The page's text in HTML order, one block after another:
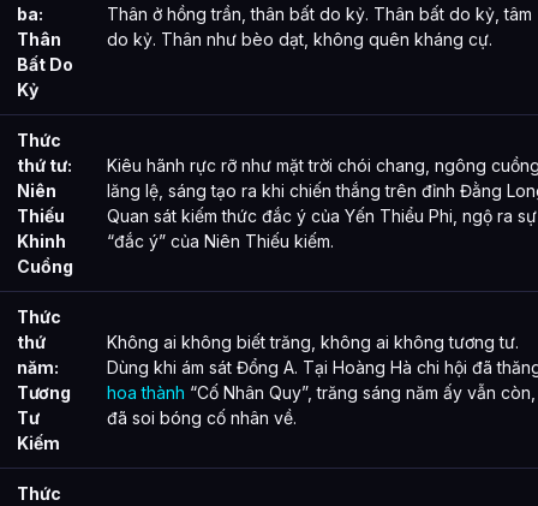
ba:
Thân
Bất Do
Kỷ
Thân ở hồng trần, thân bất do kỷ. Thân bất do kỷ, tâm
do kỷ. Thân như bèo dạt, không quên kháng cự.
Thức
thứ tư:
Niên
Thiếu
Khinh
Cuồng
Kiêu hãnh rực rỡ như mặt trời chói chang, ngông
lăng lệ, sáng tạo ra khi chiến thắng trên đỉnh Đằng
Quan sát kiếm thức đắc ý của Yến Thiểu Phi, ngộ ra sự
“đắc ý” của Niên Thiếu kiếm.
Thức
thứ
năm:
Tương
Tư
Kiếm
Không ai không biết trăng, không ai không tương tư.
Dùng khi ám sát Đổng A. Tại Hoàng Hà chi hội đã
hoa thành “Cố Nhân Quy”, trăng sáng năm ấy vẫn còn,
đã soi bóng cố nhân về.
Thức